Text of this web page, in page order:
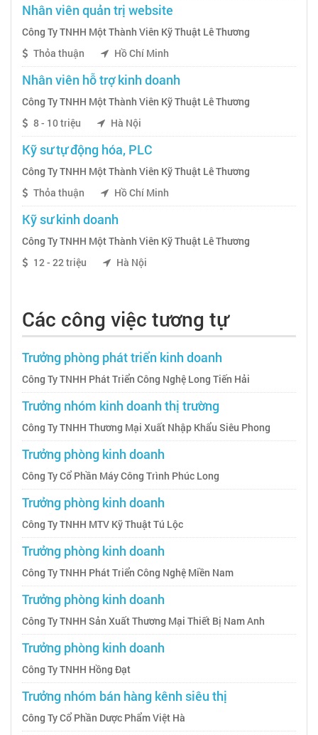
Nhân viên quản trị website
Công Ty TNHH Một Thành Viên Kỹ Thuật Lê Thương
Thỏa thuận
Hồ Chí Minh
Nhân viên hỗ trợ kinh doanh
Công Ty TNHH Một Thành Viên Kỹ Thuật Lê Thương
8 - 10 triệu
Hà Nội
Kỹ sư tự động hóa, PLC
Công Ty TNHH Một Thành Viên Kỹ Thuật Lê Thương
Thỏa thuận
Hồ Chí Minh
Kỹ sư kinh doanh
Công Ty TNHH Một Thành Viên Kỹ Thuật Lê Thương
12 - 22 triệu
Hà Nội
Các công việc tương tự
Trưởng phòng phát triển kinh doanh
Công Ty TNHH Phát Triển Công Nghệ Long Tiến Hải
Trưởng nhóm kinh doanh thị trường
Công Ty TNHH Thương Mại Xuất Nhập Khẩu Siêu Phong
Trưởng phòng kinh doanh
Công Ty Cổ Phần Máy Công Trình Phúc Long
Trưởng phòng kinh doanh
Công Ty TNHH MTV Kỹ Thuật Tú Lộc
Trưởng phòng kinh doanh
Công Ty TNHH Phát Triển Công Nghệ Miền Nam
Trưởng phòng kinh doanh
Công Ty TNHH Sản Xuất Thương Mại Thiết Bị Nam Anh
Trưởng phòng kinh doanh
Công Ty TNHH Hồng Đạt
Trưởng nhóm bán hàng kênh siêu thị
Công Ty Cổ Phần Dược Phẩm Việt Hà